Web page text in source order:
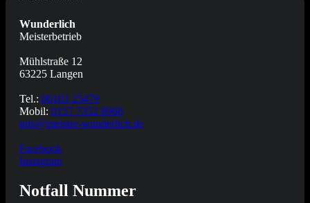
Wunderlich
Meisterbetrieb
Mühlstraße 12
63225 Langen
Tel.: 06103 25479
Mobil: 0157 7352 8968
info@meister-wunderlich.de
Facebook
Instagram
Notfall Nummer